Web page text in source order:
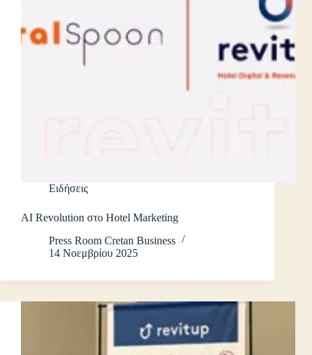
Ειδήσεις
AI Revolution στο Hotel Marketing
Press Room Cretan Business
14 Νοεμβρίου 2025